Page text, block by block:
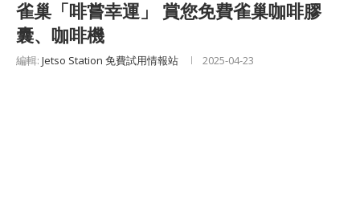
雀巢「啡嘗幸運」 賞您免費雀巢咖啡膠
囊、咖啡機
編輯: Jetso Station 免費試用情報站 2025-04-23